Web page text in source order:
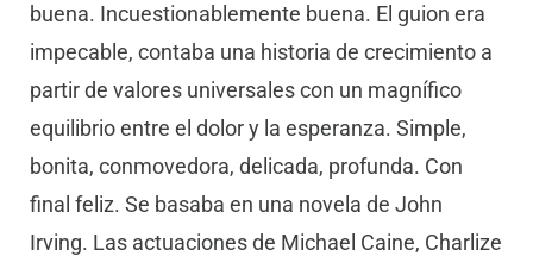
buena. Incuestionablemente buena. El guion era
impecable, contaba una historia de crecimiento a
partir de valores universales con un magnífico
equilibrio entre el dolor y la esperanza. Simple,
bonita, conmovedora, delicada, profunda. Con
final feliz. Se basaba en una novela de John
Irving. Las actuaciones de Michael Caine, Charlize